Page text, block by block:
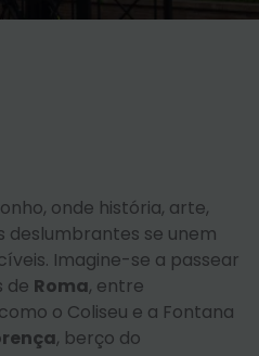
onde história, arte,
deslumbrantes se unem
Imagine-se a passear
de Roma, entre
o Coliseu e a Fontana
, berço do